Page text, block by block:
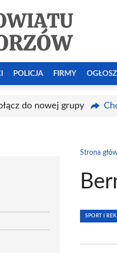
POLICJA FIRMY
do nowej grupy
Strona
SPORT I